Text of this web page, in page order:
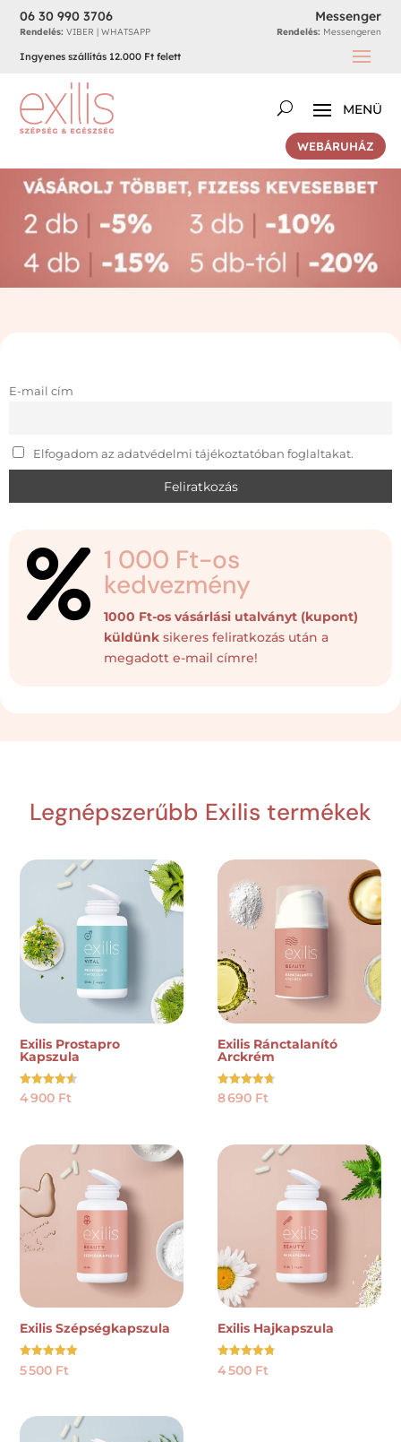
06 30 990 3706
Rendelés: VIBER | WHATSAPP
Messenger
Rendelés: Messengeren
Ingyenes szállítás 12.000 Ft felett
WEBÁRUHÁZ
E-mail cím
Elfogadom az adatvédelmi tájékoztatóban foglaltakat.
 1 000 Ft-os
kedvezmény
1000 Ft-os vásárlási utalványt (kupont)
küldünk sikeres feliratkozás után a
megadott e-mail címre!
Legnépszerűbb Exilis termékek
Exilis Prostapro
Kapszula
Értékelés:
4.50
4 900 Ft
Exilis Ránctalanító
Arckrém
Értékelés:
4.73
8 690 Ft
Exilis Szépségkapszula
Értékelés:
4.92
5 500 Ft
Exilis Hajkapszula
Értékelés:
4.78
4 500 Ft